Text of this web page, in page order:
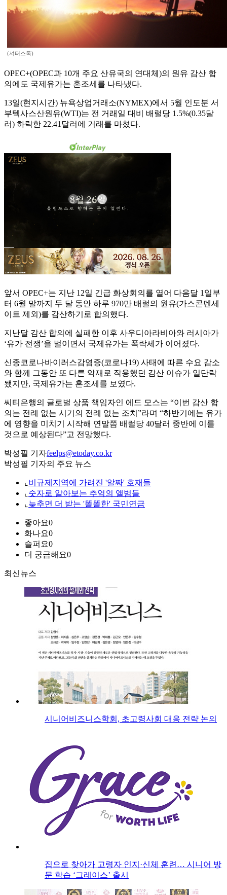
(셔터스톡)
OPEC+(OPEC과 10개 주요 산유국의 연대체)의 원유 감산 합
의에도 국제유가는 혼조세를 나타냈다.
13일(현지시간) 뉴욕상업거래소(NYMEX)에서 5월 인도분 서
부텍사스산원유(WTI)는 전 거래일 대비 배럴당 1.5%(0.35달
러) 하락한 22.41달러에 거래를 마쳤다.
앞서 OPEC+는 지난 12일 긴급 화상회의를 열어 다음달 1일부
터 6월 말까지 두 달 동안 하루 970만 배럴의 원유(가스콘덴세
이트 제외)를 감산하기로 합의했다.
지난달 감산 합의에 실패한 이후 사우디아라비아와 러시아가
‘유가 전쟁’을 벌이면서 국제유가는 폭락세가 이어졌다.
신종코로나바이러스감염증(코로나19) 사태에 따른 수요 감소
와 함께 그동안 또 다른 악재로 작용했던 감산 이슈가 일단락
됐지만, 국제유가는 혼조세를 보였다.
씨티은행의 글로벌 상품 책임자인 에드 모스는 “이번 감산 합
의는 전례 없는 시기의 전례 없는 조치”라며 “하반기에는 유가
에 영향을 미치기 시작해 연말쯤 배럴당 40달러 중반에 이를
것으로 예상된다”고 전망했다.
박성필 기자feelps@etoday.co.kr
박성필 기자의 주요 뉴스
⌞ 비규제지역에 가려진 '알짜' 호재들
⌞ 숫자로 알아보는 추억의 앨범들
⌞ 늦추면 더 받는 '똘똘한' 국민연금
좋아요0
화나요0
슬퍼요0
더 궁금해요0
최신뉴스
시니어비즈니스학회, 초고령사회 대응 전략 논의
집으로 찾아가 고령자 인지·신체 훈련… 시니어 방
문 학습 ‘그레이스’ 출시